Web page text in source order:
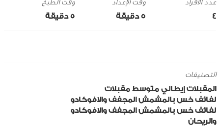
4
وقت الإعداد
5 ‎دقيقة
وقت الطبخ
5 ‎دقيقة
التصنيفات
المقبلات إيطالي متوسط مقبلات
لفائف خس بالمشمش المجفف والافوكادو
لفائف خس بالمشمش المجفف والافوكادو
والريحان